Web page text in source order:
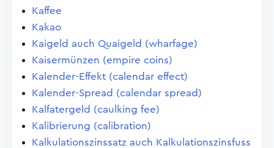
Kaffee
Kakao
Kaigeld auch Quaigeld (wharfage)
Kaisermünzen (empire coins)
Kalender-Effekt (calendar effect)
Kalender-Spread (calendar spread)
Kalfatergeld (caulking fee)
Kalibrierung (calibration)
Kalkulationszinssatz auch Kalkulationszinsfuss